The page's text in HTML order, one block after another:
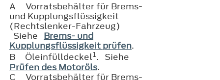
A
Vorratsbehälter für Brems-
und Kupplungsflüssigkeit
(Rechtslenker-Fahrzeug)
Siehe Brems- und
Kupplungsflüssigkeit prüfen.
B
Öleinfülldeckel1. Siehe
Prüfen des Motoröls.
C
Vorratsbehälter für Brems-